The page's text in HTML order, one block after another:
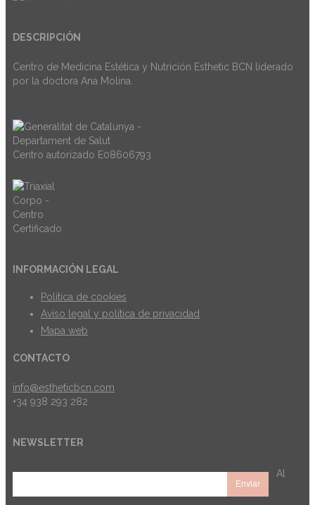
DESCRIPCIÓN
Centro de Medicina Estética y Nutrición Esthetic BCN liderado
por la doctora Ana Molina.
Centro autorizado E08606793
INFORMACIÓN LEGAL
Politica de cookies
Aviso legal y política de privacidad
Mapa web
CONTACTO
info@estheticbcn.com
+34 938 293 282
NEWSLETTER
Al